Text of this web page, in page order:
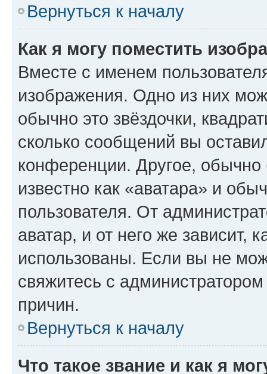
Вернуться к началу
Как я могу поместить
Вместе с именем
изображения. Одно из них
обычно это звёздочки,
сколько сообщений вы
конференции. Другое,
известно как «аватара» и
пользователя. От
аватар, и от него же зависит,
использованы. Если вы не
свяжитесь с
причин.
Вернуться к началу
Что такое звание и как я